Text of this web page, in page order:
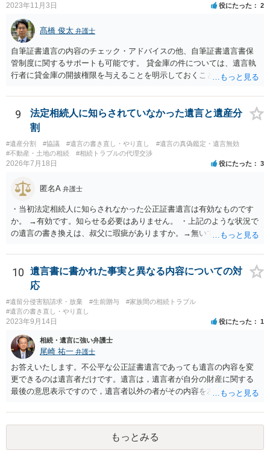
2023年11月3日 役にたった 2
髙橋 俊太 弁護士
自筆証書遺言の内容のチェック・アドバイスの他、自筆証書遺言書保
管制度に関するサポートも可能です。 貸金庫の件については、遺言執
行者に貸金庫の開披権限を与えることを明示しておくことでクリアで
9
法定相続人に知らされていなかった遺言と遺産分
割
#遺産分割 #協議 #遺言の書き直し・やり直し
#遺言の真偽鑑定・遺言無効
#不動産・土地の相続
#相続トラブルの代理交渉
2026年7月18日 役にたった 3
匿名A 弁護士
・当初法定相続人に知らされなかった公正証書遺言は有効なものです
か。 →有効です。知らせる必要はありません。 ・上記のような状況で
の遺言の書き換えは、叔父に瑕疵がありますか。→無いです。 ・分割
ますか。 →本人が自由に決められますので、どこが妥当とは言えない
です。客観的な基準もありません。 ・できれば穏やかに、分割を拒否
することはできますか。 →分割を拒否するということは、遺産はいら
ないということでしょうか。遺言で、受取を指定されててもいらない
と拒否することはできます。理由を説明する必要はありません。
10
遺言書に書かれた事実と異なる内容についての対
応
#遺留分侵害額請求・放棄 #生前贈与
#家族間の相続トラブル
#遺言の書き直し・やり直し
2023年9月14日 役にたった 1
相続・遺言に強い弁護士
尾崎 祐一 弁護士
お答えいたします。不公平な公正証書遺言であっても遺言の内容を変
更できるのは遺言者だけです。遺言は，遺言者が自分の財産に関する
最後の意思表示ですので，遺言者以外の者がその内容を左右させるこ
とはできないのです。
もっとみる